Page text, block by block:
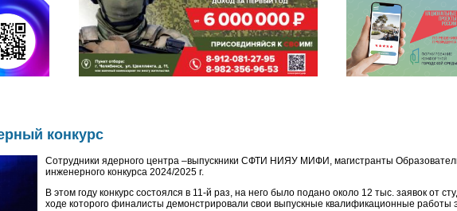
конкурс
Сотрудники ядерного центра –выпускники СФТИ НИЯУ МИФИ, магистранты
инженерного конкурса 2024/2025 г.
В этом году конкурс состоялся в 11-й раз, на него было подано около 12 тыс. заявок от
ходе которого финалисты демонстрировали свои выпускные квалификационные работы